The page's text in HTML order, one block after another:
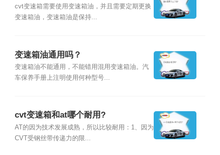
cvt变速箱需要使用变速箱油，并且需要定期更换
变速箱油，变速箱油是保持...
变速箱油通用吗？
变速箱油不能通用，不能错用混用变速箱油。汽
车保养手册上注明使用何种型号...
cvt变速箱和at哪个耐用?
AT的因为技术发展成熟，所以比较耐用：1、因为
CVT受钢丝带传递力的限...